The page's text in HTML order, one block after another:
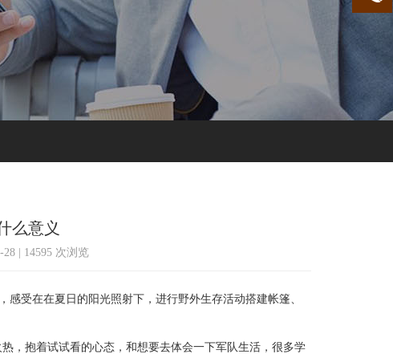
么意义
| 14595 次浏览
受在在夏日的阳光照射下，进行野外生存活动搭建帐篷、
抱着试试看的心态，和想要去体会一下军队生活，很多学